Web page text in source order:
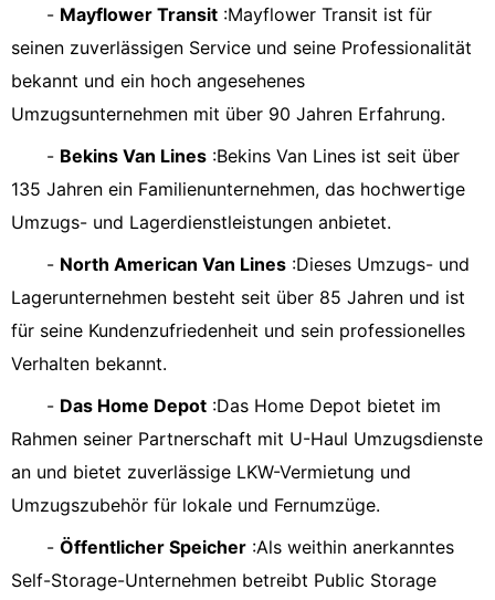
- Mayflower Transit :Mayflower Transit ist für
seinen zuverlässigen Service und seine Professionalität
bekannt und ein hoch angesehenes
Umzugsunternehmen mit über 90 Jahren Erfahrung.
- Bekins Van Lines :Bekins Van Lines ist seit über
135 Jahren ein Familienunternehmen, das hochwertige
Umzugs- und Lagerdienstleistungen anbietet.
- North American Van Lines :Dieses Umzugs- und
Lagerunternehmen besteht seit über 85 Jahren und ist
für seine Kundenzufriedenheit und sein professionelles
Verhalten bekannt.
- Das Home Depot :Das Home Depot bietet im
Rahmen seiner Partnerschaft mit U-Haul Umzugsdienste
an und bietet zuverlässige LKW-Vermietung und
Umzugszubehör für lokale und Fernumzüge.
- Öffentlicher Speicher :Als weithin anerkanntes
Self-Storage-Unternehmen betreibt Public Storage